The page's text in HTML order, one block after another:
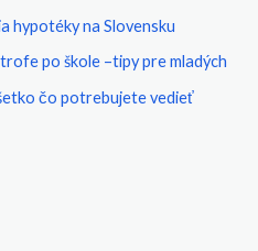
hypotéky na Slovensku
po škole –tipy pre mladých
čo potrebujete vedieť